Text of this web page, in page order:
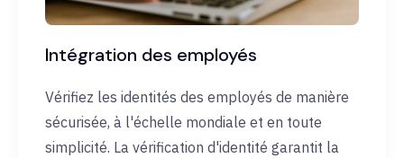
Intégration des employés
Vérifiez les identités des employés de manière
sécurisée, à l'échelle mondiale et en toute
simplicité. La vérification d'identité garantit la